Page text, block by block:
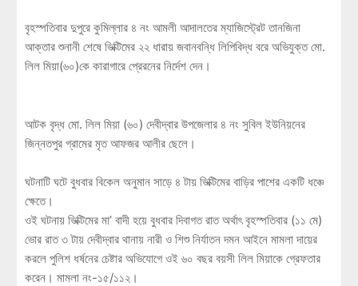
বৃহস্পতিবার দুপুরে কুমিল্লার ৪ নং আমলী আদালতের ম্যাজিস্ট্রেট তানজিনা
আক্তার শুনানী শেষে ভিক্টিমের ২২ ধারায় জবানবন্ধি লিপিবিদ্ধ বরে অভিযুক্ত মো.
লিল মিয়া(৬০)কে কারাগারে প্রেরনের নির্দেশ দেন।
আটক বৃদ্ধ মো. লিল মিয়া (৬০) দেবীদ্বার উপজেলার ৪ নং সুবিল ইউনিয়নের
জিন্নতপুর গ্রামের মৃত আফজর আলীর ছেলে।
ঘটনাটি ঘটে বুধবার বিকেল অনুমান সাড়ে ৪ টায় ভিক্টিমের বাড়ির পাশের একটি ধঞ্চে
ক্ষেতে।
ওই ঘটনায় ভিক্টিমের মা’ বাদী হয়ে বুধবার দিবাগত রাত অর্থাৎ বৃহস্পতিবার (১১ মে)
ভোর রাত ৩ টায় দেবীদ্বার থানায় নারী ও শিশু নির্যাতন দমন আইনে মামলা দায়ের
করলে পুলিশ ধর্ষনের চেষ্টার অভিযোগে ওই ৬০ বছর বয়সী লিল মিয়াকে গ্রেফতার
করেন। মামলা নং-১৫/১১২।